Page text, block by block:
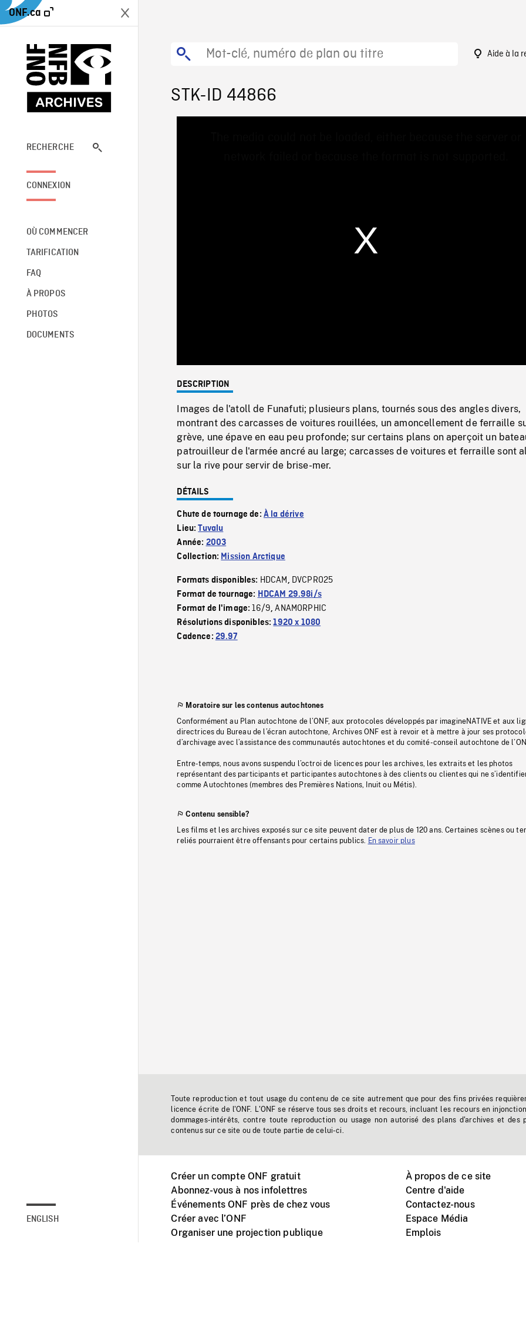
ONF.ca
RECHERCHE
CONNEXION
OÙ COMMENCER
TARIFICATION
FAQ
À PROPOS
PHOTOS
DOCUMENTS
ENGLISH
Aide à la
STK-ID 44866
0%
DESCRIPTION
Images de l'atoll de Funafuti; plusieurs plans, tournés sous des angles divers,
montrant des carcasses de voitures rouillées, un amoncellement de ferraille
grève, une épave en eau peu profonde; sur certains plans on aperçoit un
patrouilleur de l'armée ancré au large; carcasses de voitures et ferraille sont
sur la rive pour servir de brise-mer.
DÉTAILS
Chute de tournage de: À la dérive
Lieu:Tuvalu
Année: 2003
Collection: Mission Arctique
Formats disponibles: HDCAM, DVCPRO25
Format de tournage: HDCAM 29.98i/s
Format de l'image:16/9,ANAMORPHIC
Résolutions disponibles:1920 x 1080
Cadence: 29.97
Moratoire sur les contenus autochtones
Conformément au Plan autochtone de l’ONF, aux protocoles développés par imagineNATIVE et aux
directrices du Bureau de l’écran autochtone, Archives ONF est à revoir et à mettre à jour ses
d’archivage avec l’assistance des communautés autochtones et du comité-conseil autochtone de
Entre-temps, nous avons suspendu l’octroi de licences pour les archives, les extraits et les photos
représentant des participants et participantes autochtones à des clients ou clientes qui ne
comme Autochtones (membres des Premières Nations, Inuit ou Métis).
Contenu sensible?
Les films et les archives exposés sur ce site peuvent dater de plus de 120 ans. Certaines scènes ou
reliés pourraient être offensants pour certains publics.
En savoir plus
Toute reproduction et tout usage du contenu de ce site autrement que pour des fins privées
licence écrite de l'ONF. L'ONF se réserve tous ses droits et recours, incluant les recours en
dommages-intérêts, contre toute reproduction ou usage non autorisé des plans d'archives et des
contenus sur ce site ou de toute partie de celui-ci.
Créer un compte ONF gratuit
Abonnez-vous à nos infolettres
Événements ONF près de chez vous
Créer avec l’ONF
Organiser une projection publique
À propos de ce site
Centre d'aide
Contactez-nous
Espace Média
Emplois